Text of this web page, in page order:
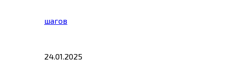
шагов
24.01.2025